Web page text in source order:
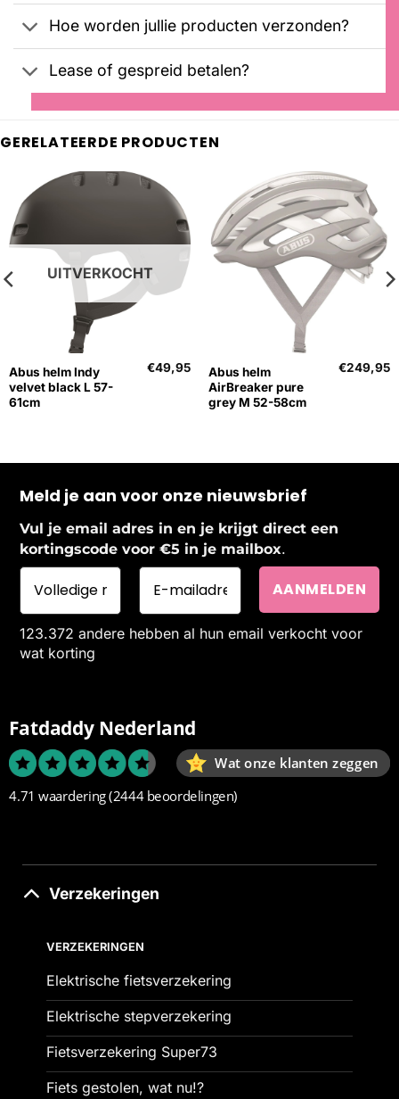
Hoe worden jullie producten verzonden?
Lease of gespreid betalen?
GERELATEERDE PRODUCTEN
UITVERKOCHT
Abus helm Indy
velvet black L 57-
61cm
€49,95
Abus helm
AirBreaker pure
grey M 52-58cm
€249,95
Meld je aan voor onze nieuwsbrief
Vul je email adres in en je krijgt direct een
kortingscode voor €5 in je mailbox.
123.372 andere hebben al hun email verkocht voor
wat korting
Fatdaddy Nederland
Wat onze klanten zeggen
4.71 waardering(2444 beoordelingen)
Verzekeringen
VERZEKERINGEN
Elektrische fietsverzekering
Elektrische stepverzekering
Fietsverzekering Super73
Fiets gestolen, wat nu!?